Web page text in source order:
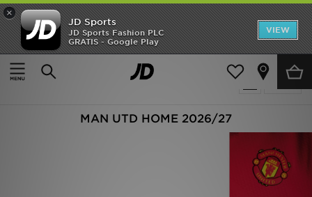
×
JD Sports
JD Sports Fashion PLC
GRATIS - Google Play
VIEW
Hjem
manchester-united-home-2026
6 Produkter fundet
MAN UTD HOME 2026/27
Hjem
Udsalg